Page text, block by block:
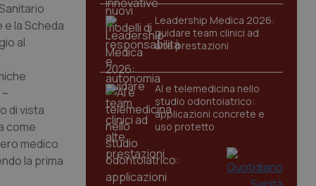
la Scheda
al
di vista
come
medico
la prima
Leadership Medica 2026:
guidare team clinici ad
alte prestazioni
AI e telemedicina nello
studio odontoiatrico:
applicazioni concrete e
uso protetto